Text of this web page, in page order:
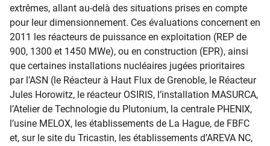
extrêmes, allant au-delà des situations prises en compte
pour leur dimensionnement. Ces évaluations concernent en
2011 les réacteurs de puissance en exploitation (REP de
900, 1300 et 1450 MWe), ou en construction (EPR), ainsi
que certaines installations nucléaires jugées prioritaires
par l’ASN (le Réacteur à Haut Flux de Grenoble, le Réacteur
Jules Horowitz, le réacteur OSIRIS, l’installation MASURCA,
l’Atelier de Technologie du Plutonium, la centrale PHENIX,
l’usine MELOX, les établissements de La Hague, de FBFC
et, sur le site du Tricastin, les établissements d’AREVA NC,